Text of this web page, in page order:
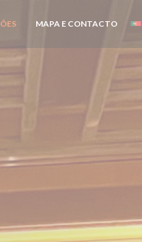
((ABRE NUMA NOVA JANELA))
MAPA E CONTACTO